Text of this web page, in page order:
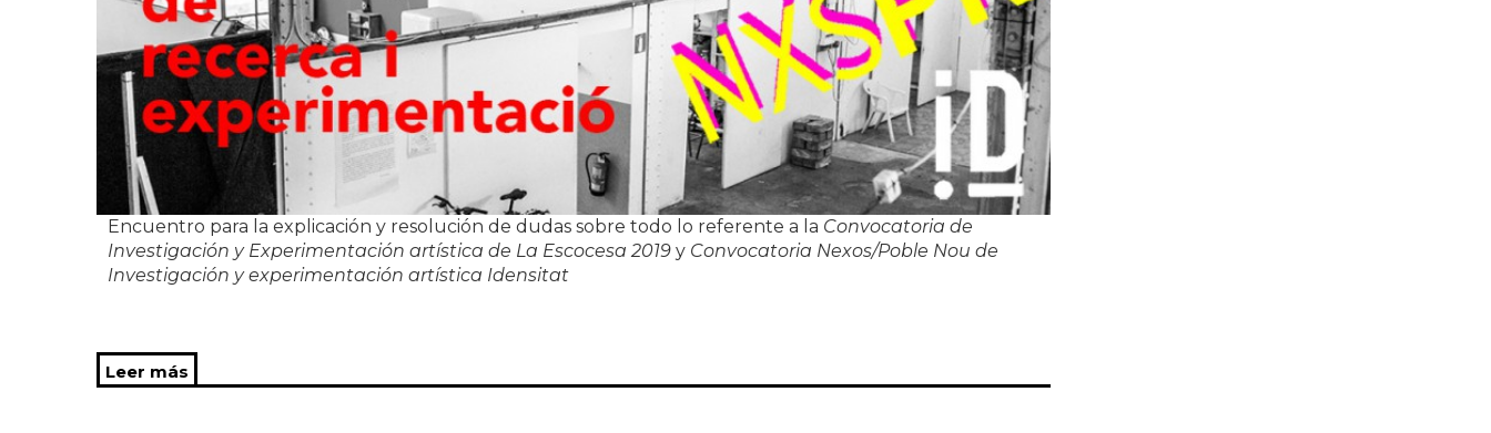
Encuentro para la explicación y resolución de dudas sobre todo lo referente a la Convocatoria de
Investigación y Experimentación artística de La Escocesa 2019 y Convocatoria Nexos/Poble Nou de
Investigación y experimentación artística Idensitat
Leer más